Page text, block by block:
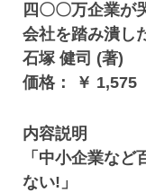
四〇〇万企業が
会社を踏み潰し
石塚 健司 (著)
価格： ￥ 1,575
内容説明
「中小企業な
ない!」